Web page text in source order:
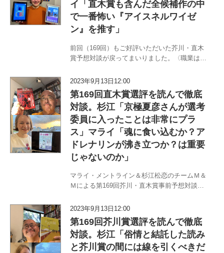
イ「直木賞も含んだ全候補作の中
で一番怖い『アイスネルワイゼ
ン』を推す」
前回（169回）もご好評いただいた芥川・直木
賞予想対談が戻ってまいりました。〈職業はド
曲まで〉杉江松恋のチームM&Mが、1月17日に
選考会が行われる第170回芥川・直木賞を深掘
りします（芥川…
2023年9月13日12:00
第169回直木賞選評を読んで徹底
対談。杉江「京極夏彦さんが選考
委員に入ったことは非常にプラ
ス」マライ「魂に食い込むか？ア
ドレナリンが沸き立つか？は重要
じゃないのか」
マライ・メントライン＆杉江松恋のチームＭ＆
Ｍによる第169回芥川・直木賞事前予想対談は
讀物』9・10月合併号に直木賞選評が掲載され
たのを受け（選考委員・浅田次郎・伊集院静・
角田光代・京極夏彦・桐野夏…
2023年9月13日12:00
第169回芥川賞選評を読んで徹底
対談。杉江「俗情と結託した読み
と芥川賞の間には線を引くべきだ